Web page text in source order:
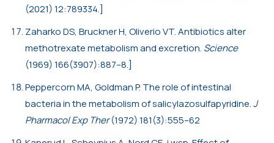
(2021) 12:789334.]
Zaharko DS, Bruckner H, Oliverio VT. Antibiotics alter
methotrexate metabolism and excretion. Science
(1969) 166(3907):887–8.]
Peppercorn MA, Goldman P. The role of intestinal
bacteria in the metabolism of salicylazosulfapyridine.J
Pharmacol Exp Ther(1972) 181(3):555–62